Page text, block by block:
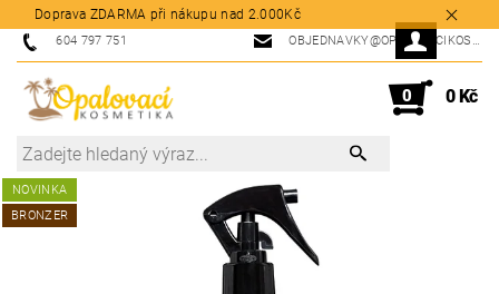
Doprava ZDARMA při nákupu nad 2.000Kč
604 797 751 OBJEDNAVKY@OPALOVACIKOSMETIKA.CZ
0 0 Kč
NOVINKA
BRONZER